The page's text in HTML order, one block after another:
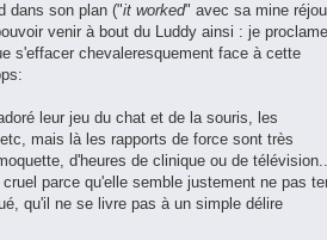
dans son plan ("it worked" avec sa mine
venir à bout du Luddy ainsi : je
s'effacer chevaleresquement face à cette
leur jeu du chat et de la souris, les
mais là les rapports de force sont très
d'heures de clinique ou de
parce qu'elle semble justement ne pas
qu'il ne se livre pas à un simple délire